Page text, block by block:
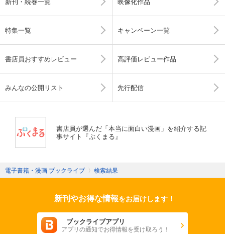
特集一覧 キャンペーン一覧
書店員おすすめレビュー 高評価レビュー作品
みんなの公開リスト 先行配信
書店員が選んだ「本当に面白い漫画」を紹介する記
事サイト『ぶくまる』
電子書籍・漫画 ブックライブ 〉 検索結果
新刊やお得な情報をお届けします！
ブックライブアプリ
アプリの通知でお得情報を受け取ろう！